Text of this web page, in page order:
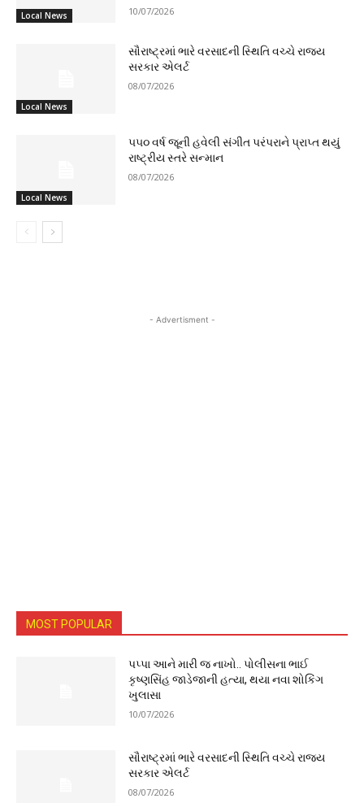
Local News 10/07/2026
Local News
સૌરાષ્ટ્રમાં ભારે વરસાદની સ્થિતિ વચ્ચે રાજ્ય
સરકાર એલર્ટ
08/07/2026
Local News
૫૫૦ વર્ષ જૂની હવેલી સંગીત પરંપરાને પ્રાપ્ત થયું
રાષ્ટ્રીય સ્તરે સન્માન
08/07/2026
- Advertisment -
MOST POPULAR
પપ્પા આને મારી જ નાખો.. પોલીસના ભાઈ
કૃષ્ણસિંહ જાડેજાની હત્યા, થયા નવા શોકિંગ
ખુલાસા
10/07/2026
સૌરાષ્ટ્રમાં ભારે વરસાદની સ્થિતિ વચ્ચે રાજ્ય
સરકાર એલર્ટ
08/07/2026